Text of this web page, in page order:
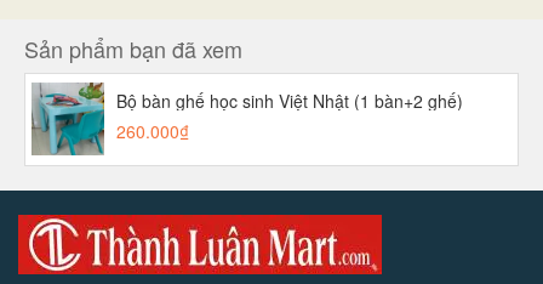
Sản phẩm bạn đã xem
Bộ bàn ghế học sinh Việt Nhật (1 bàn+2 ghế)
260.000₫